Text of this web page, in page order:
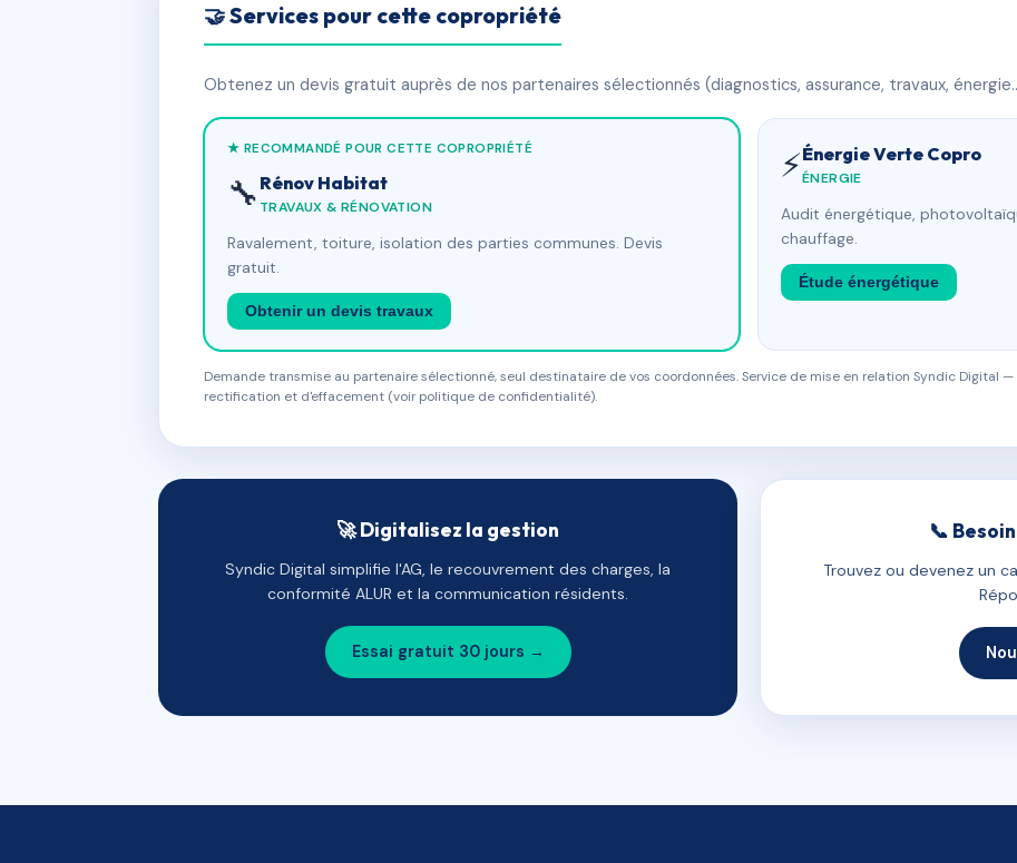
🤝 Services pour cette copropriété
Obtenez un devis gratuit auprès de nos partenaires sélectionnés (diagnostics, assurance, travaux,
★ RECOMMANDÉ POUR CETTE COPROPRIÉTÉ
🔧 Rénov Habitat
TRAVAUX & RÉNOVATION
Ravalement, toiture, isolation des parties communes. Devis
gratuit.
Obtenir un devis travaux
⚡Énergie Verte Copro
ÉNERGIE
Audit énergétique,
chauffage.
Étude énergétique
Demande transmise au partenaire sélectionné, seul destinataire de vos coordonnées. Service de mise en relation Syndic Digital
rectification et d'effacement (voir politique de confidentialité).
🚀 Digitalisez la gestion
Syndic Digital simplifie l'AG, le recouvrement des charges, la
conformité ALUR et la communication résidents.
Essai gratuit 30 jours →
📞
Trouvez ou devenez un